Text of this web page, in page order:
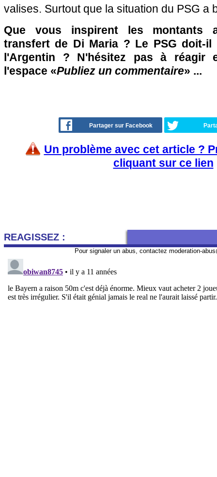
valises. Surtout que la situation du PSG a
Que vous inspirent les montants
transfert de Di Maria ? Le PSG doit-
l'Argentin ? N'hésitez pas à réagir
l'espace «Publiez un commentaire» ...
Partager sur Facebook
Un problème avec cet article ?
cliquant sur ce lien
REAGISSEZ :
Pour signaler un abus, contactez moderation-